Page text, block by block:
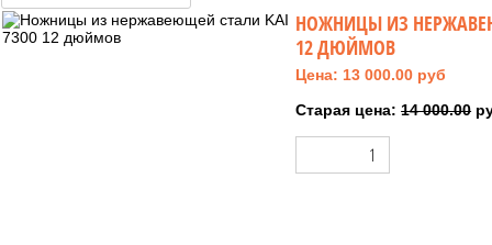
НОЖНИЦЫ ИЗ
12 ДЮЙМОВ
Цена: 13 000.00 руб
Старая цена:14 000.00